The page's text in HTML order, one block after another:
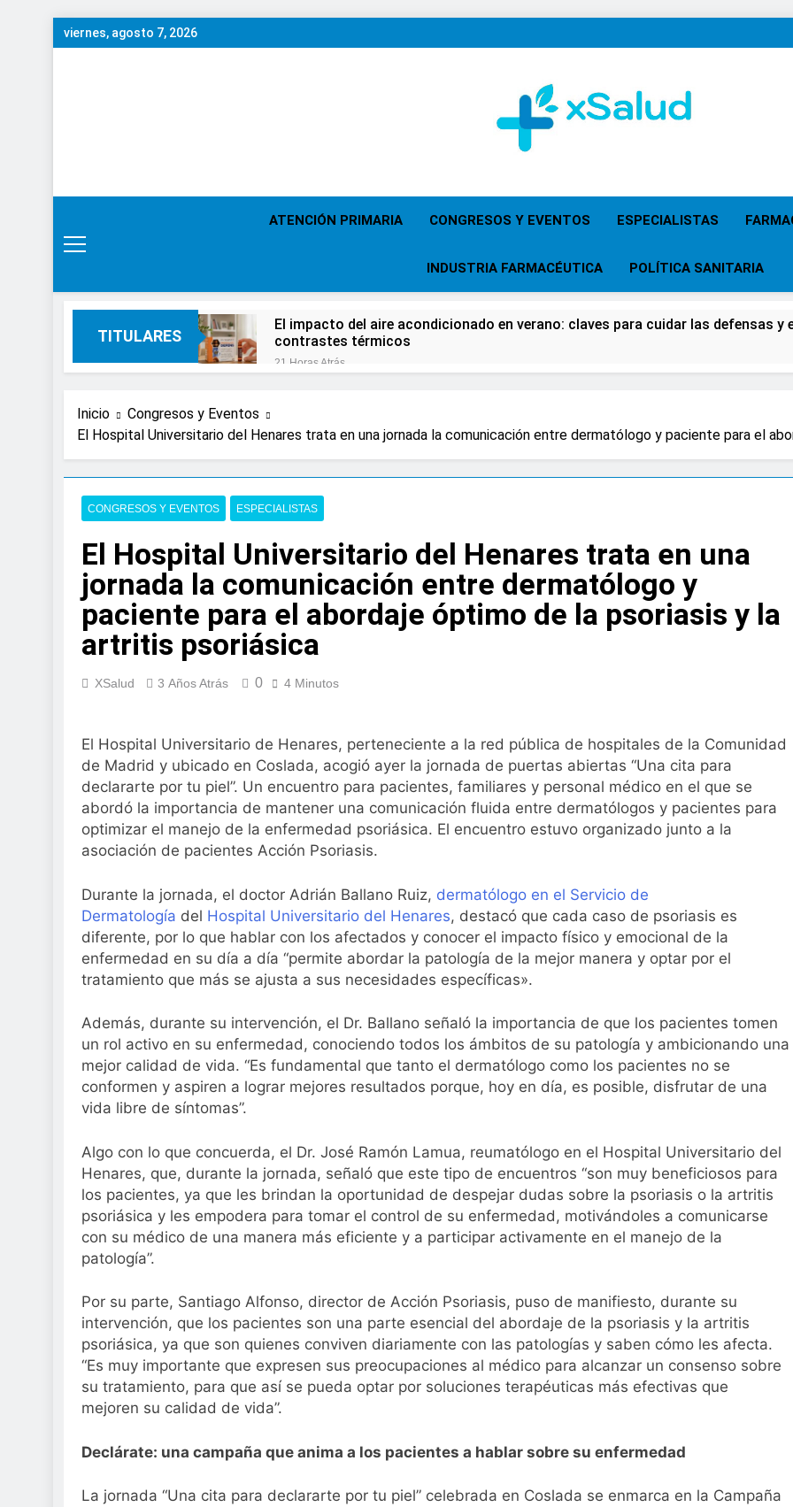
Saltar
al
viernes, agosto 7, 2026
XSalud
ATENCIÓN PRIMARIA CONGRESOS Y EVENTOS ESPECIALISTAS
INDUSTRIA FARMACÉUTICA POLÍTICA SANITARIA
TITULARES
El impacto del aire acondicionado en verano: claves para cuidar las defensas
contrastes térmicos
21 Horas Atrás
Expertos de Miranza advierten de que mirar el eclipse solar sin protección
en solo unos segundos
colorrectal
4 Días Atrás
ISDIN promueve la importancia de la fotoprotección entre los más pequeños
Minions
1 Semana Atrás
La fisioterapia pediátrica puede ayudar a aliviar el malestar asociado al
1 Semana Atrás
Aprobado el proyecto de ley del tabaco que amplía los espacios sin humo a
2 Semanas Atrás
El Gobierno aprueba el proyecto de ley del medicamento: más sostenibilidad,
2 Semanas Atrás
La fiebre del running llega al verano: por qué el magnesio es clave para el
2 Semanas Atrás
Sanidad publica el primer análisis nacional sobre la situación de las TCAE en
3 Semanas Atrás
Inicio
Congresos y Eventos
El Hospital Universitario del Henares trata en una jornada la comunicación entre dermatólogo y paciente para el
CONGRESOS Y EVENTOS ESPECIALISTAS
El Hospital Universitario del Henares trata en una
jornada la comunicación entre dermatólogo y
paciente para el abordaje óptimo de la psoriasis y la
artritis psoriásica
XSalud 3 Años Atrás 0 4 Minutos
El Hospital Universitario de Henares, perteneciente a la red pública de hospitales de la Comunidad
de Madrid y ubicado en Coslada, acogió ayer la jornada de puertas abiertas “Una cita para
declararte por tu piel”. Un encuentro para pacientes, familiares y personal médico en el que se
abordó la importancia de mantener una comunicación fluida entre dermatólogos y pacientes para
optimizar el manejo de la enfermedad psoriásica. El encuentro estuvo organizado junto a la
asociación de pacientes Acción Psoriasis.
Durante la jornada, el doctor Adrián Ballano Ruiz, dermatólogo en el Servicio de
Dermatología del Hospital Universitario del Henares, destacó que cada caso de psoriasis es
diferente, por lo que hablar con los afectados y conocer el impacto físico y emocional de la
enfermedad en su día a día “permite abordar la patología de la mejor manera y optar por el
tratamiento que más se ajusta a sus necesidades específicas».
Además, durante su intervención, el Dr. Ballano señaló la importancia de que los pacientes tomen
un rol activo en su enfermedad, conociendo todos los ámbitos de su patología y ambicionando una
mejor calidad de vida. “Es fundamental que tanto el dermatólogo como los pacientes no se
conformen y aspiren a lograr mejores resultados porque, hoy en día, es posible, disfrutar de una
vida libre de síntomas”.
Algo con lo que concuerda, el Dr. José Ramón Lamua, reumatólogo en el Hospital Universitario del
Henares, que, durante la jornada, señaló que este tipo de encuentros “son muy beneficiosos para
los pacientes, ya que les brindan la oportunidad de despejar dudas sobre la psoriasis o la artritis
psoriásica y les empodera para tomar el control de su enfermedad, motivándoles a comunicarse
con su médico de una manera más eficiente y a participar activamente en el manejo de la
patología”.
Por su parte, Santiago Alfonso, director de Acción Psoriasis, puso de manifiesto, durante su
intervención, que los pacientes son una parte esencial del abordaje de la psoriasis y la artritis
psoriásica, ya que son quienes conviven diariamente con las patologías y saben cómo les afecta.
“Es muy importante que expresen sus preocupaciones al médico para alcanzar un consenso sobre
su tratamiento, para que así se pueda optar por soluciones terapéuticas más efectivas que
mejoren su calidad de vida”.
Declárate: una campaña que anima a los pacientes a hablar sobre su enfermedad
La jornada “Una cita para declararte por tu piel” celebrada en Coslada se enmarca en la Campaña